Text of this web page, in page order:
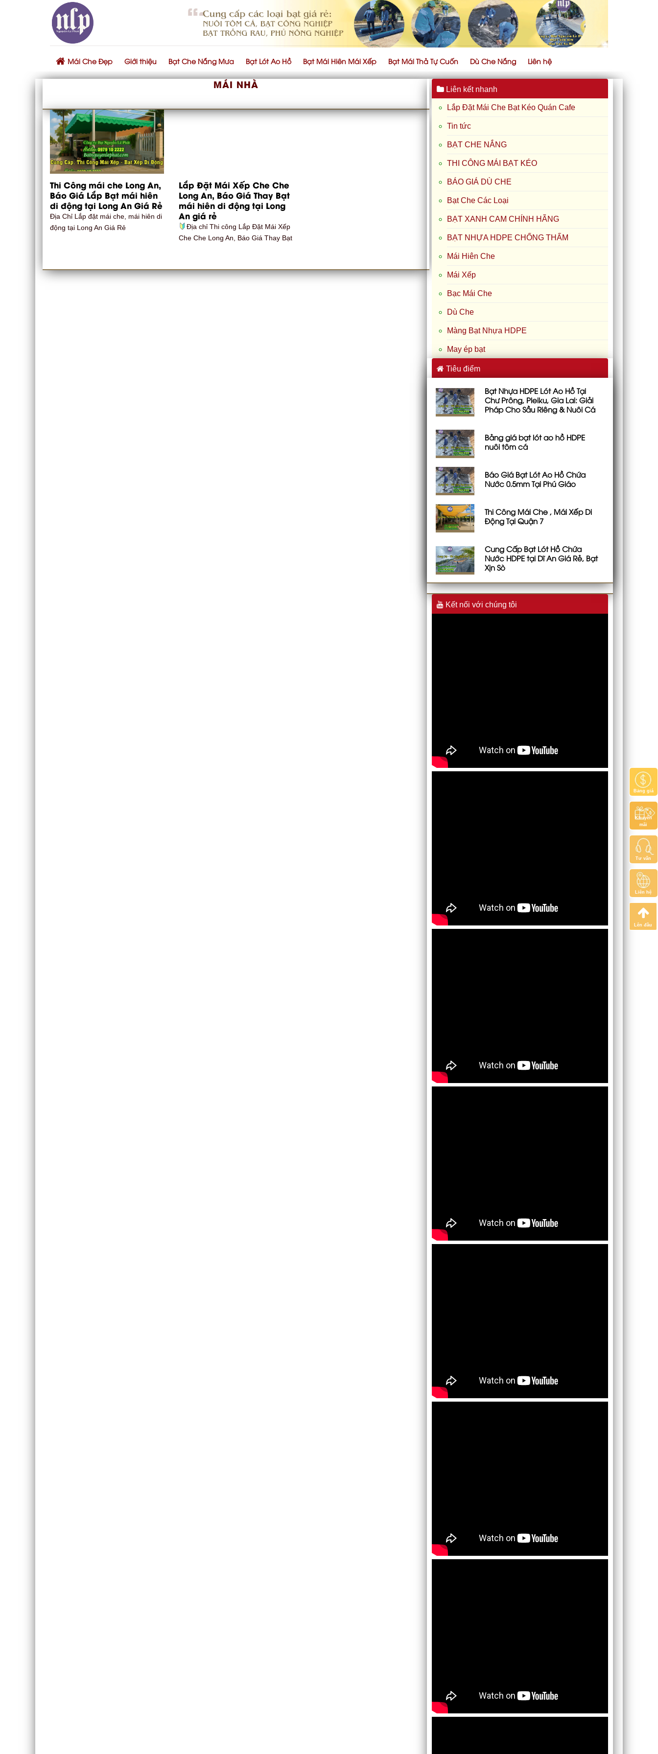
Mái Che Đẹp Giới thiệu Bạt Che Nắng Mưa Bạt Lót Ao Hồ Bạt Mái Hiên Mái Xếp Bạt Mái Thả Tự Cuốn Dù Che Nắng Liên hệ
MÁI NHÀ
Thi Công mái che Long An,
Báo Giá Lắp Bạt mái hiên
di động tại Long An Giá Rẻ
Địa Chỉ Lắp đặt mái che, mái hiên di
động tại Long An Giá Rẻ
Lắp Đặt Mái Xếp Che Che
Long An, Báo Giá Thay Bạt
mái hiên di động tại Long
An giá rẻ
Địa chỉ Thi công Lắp Đặt Mái Xếp
Che Che Long An, Báo Giá Thay Bạt
Liên kết nhanh
Lắp Đặt Mái Che Bạt Kéo Quán Cafe
Tin tức
BẠT CHE NẮNG
THI CÔNG MÁI BẠT KÉO
BÁO GIÁ DÙ CHE
Bạt Che Các Loại
BẠT XANH CAM CHÍNH HÃNG
BẠT NHỰA HDPE CHỐNG THẤM
Mái Hiên Che
Mái Xếp
Bạc Mái Che
Dù Che
Màng Bạt Nhựa HDPE
May ép bạt
Tiêu điểm
Bạt Nhựa HDPE Lót Ao Hồ Tại
Chư Prông, Pleiku, Gia Lai: Giải
Pháp Cho Sầu Riêng & Nuôi Cá
Bảng giá bạt lót ao hồ HDPE
nuôi tôm cá
Báo Giá Bạt Lót Ao Hồ Chứa
Nước 0.5mm Tại Phú Giáo
Thi Công Mái Che , Mái Xếp Di
Động Tại Quận 7
Cung Cấp Bạt Lót Hồ Chứa
Nước HDPE tại Dĩ An Giá Rẻ, Bạt
Xịn Sò
Kết nối với chúng tôi
Bảng giá
Khuyến
mãi
Tư vấn
Liên hệ
Lên đầu